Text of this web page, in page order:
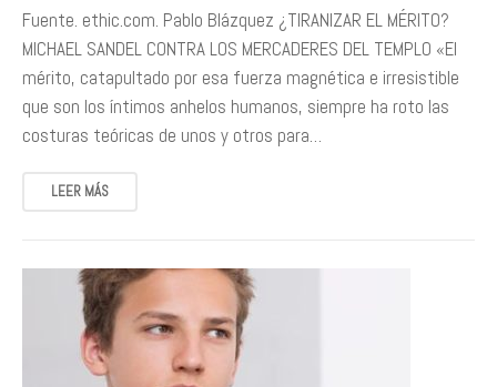
Fuente. ethic.com. Pablo Blázquez ¿TIRANIZAR EL MÉRITO?
MICHAEL SANDEL CONTRA LOS MERCADERES DEL TEMPLO «El
mérito, catapultado por esa fuerza magnética e irresistible
que son los íntimos anhelos humanos, siempre ha roto las
costuras teóricas de unos y otros para…
LEER MÁS